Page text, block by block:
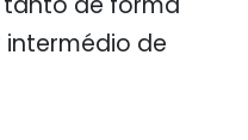
de